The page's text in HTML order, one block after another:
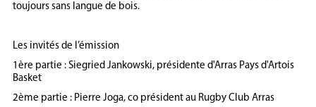
toujours sans langue de bois.
Les invités de l’émission
1ère partie : Siegried Jankowski, présidente d'Arras Pays d'Artois
Basket
2ème partie : Pierre Joga, co président au Rugby Club Arras